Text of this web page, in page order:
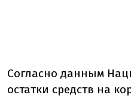
Согласно данным
остатки средств на